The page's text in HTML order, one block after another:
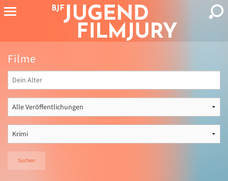
Filme
Suchen